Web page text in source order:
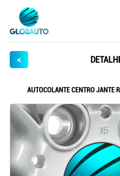
<
AUTOCOLANTE CENTRO JANTE